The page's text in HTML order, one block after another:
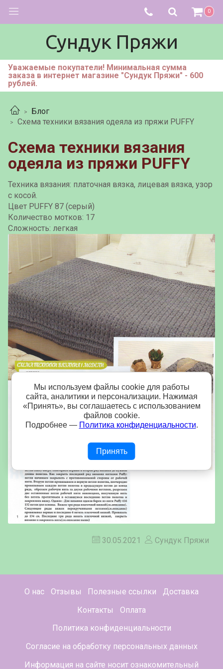
0
Сундук Пряжи
Уважаемые покупатели! Минимальная сумма
заказа в интернет магазине "Сундук Пряжи" - 600
рублей.
Блог
Схема техники вязания одеяла из пряжи PUFFY
Схема техники вязания
одеяла из пряжи PUFFY
Техника вязания: платочная вязка, лицевая вязка, узор
с косой.
Цвет PUFFY 87 (серый)
Количество мотков: 17
Сложность: легкая
30.05.2021 Сундук Пряжи
О нас Отзывы Полезные ссылки
Доставка
Контакты
Оплата
Политика конфиденциальности
Согласие на обработку персональных данных
Информация на сайте носит ознакомительный
Мы используем файлы cookie для работы
сайта, аналитики и персонализации. Нажимая
«Принять», вы соглашаетесь с использованием
файлов cookie.
Подробнее — Политика конфиденциальности.
Принять